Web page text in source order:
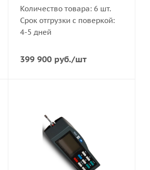
Количество товара: 6 шт.
Срок отгрузки с поверкой:
4-5 дней
399 900 руб./шт